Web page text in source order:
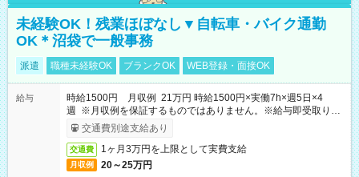
未経験OK！残業ほぼなし▼自転車・バイク通勤
OK＊沼袋で一般事務
派遣 職種未経験OK ブランクOK WEB登録・面接OK
給与
時給1500円 月収例 21万円 時給1500円×実働7h×週5日×4
週 ※月収例を保証するものではありません。※給与即受取りサ
ービス利用可（利用条件有）
交通費別途支給あり
交通費 1ヶ月3万円を上限として実費支給
月収例 20～25万円